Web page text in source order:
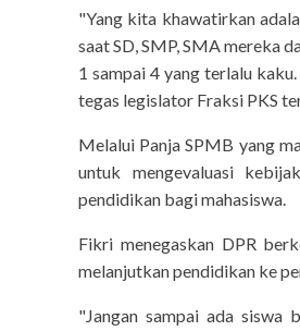
"Yang kita khawatirkan
saat SD, SMP, SMA mereka
1 sampai 4 yang terlalu
tegas legislator Fraksi PKS
Melalui Panja SPMB yang
untuk mengevaluasi
pendidikan bagi mahasiswa.
Fikri menegaskan DPR
melanjutkan pendidikan ke
"Jangan sampai ada siswa